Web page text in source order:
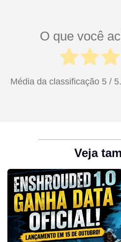
O que você
Média da classificação 5/ 5.
Veja